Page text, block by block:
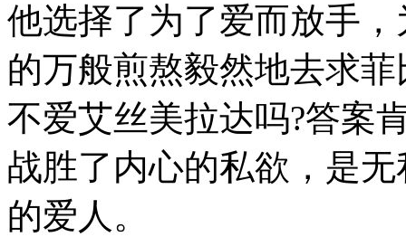
他选择了为了爱而放手
的万般煎熬毅然地去求
不爱艾丝美拉达吗?答案
战胜了内心的私欲，是
的爱人。